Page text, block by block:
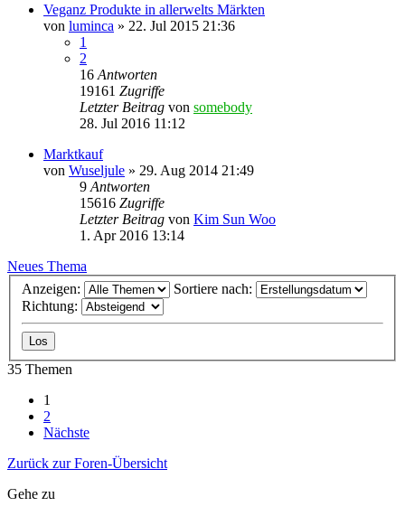
Veganz Produkte in allerwelts Märkten
von luminca » 22. Jul 2015 21:36
1
2
16 Antworten
19161 Zugriffe
Letzter Beitrag von somebody
28. Jul 2016 11:12
Marktkauf
von Wuseljule » 29. Aug 2014 21:49
9 Antworten
15616 Zugriffe
Letzter Beitrag von Kim Sun Woo
1. Apr 2016 13:14
Neues Thema
Anzeigen:
Sortiere nach:
Richtung:
35 Themen
1
2
Nächste
Zurück zur Foren-Übersicht
Gehe zu